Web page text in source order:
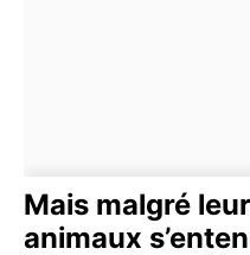
Mais malgré
animaux